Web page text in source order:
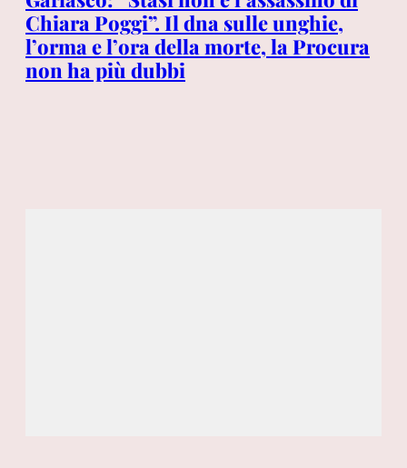
Chiara Poggi”. Il dna sulle unghie,
l’orma e l’ora della morte, la Procura
non ha più dubbi